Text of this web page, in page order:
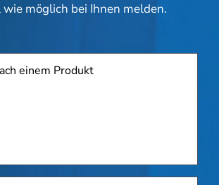
wie möglich bei Ihnen melden.